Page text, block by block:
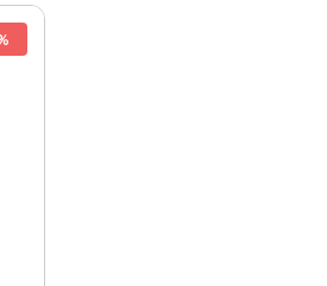
fabricate din materiale de calitate (acril,
gusturile celor mai pretentiosi.
moliciune si prin confortul lor pe cei
oriental, traditional, uni, in asa fel
abstract, iar pentru hol
pentru bucatarie